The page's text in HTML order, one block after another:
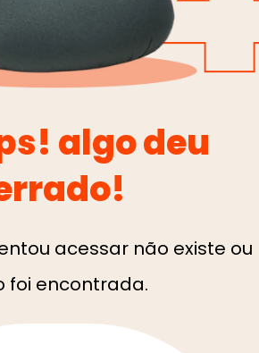
algo deu
acessar não existe ou
foi encontrada.